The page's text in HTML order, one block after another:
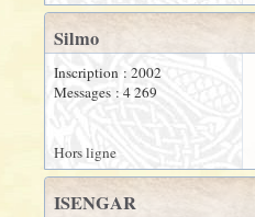
Silmo
Inscription : 2002
Messages : 4 269
Hors ligne
ISENGAR